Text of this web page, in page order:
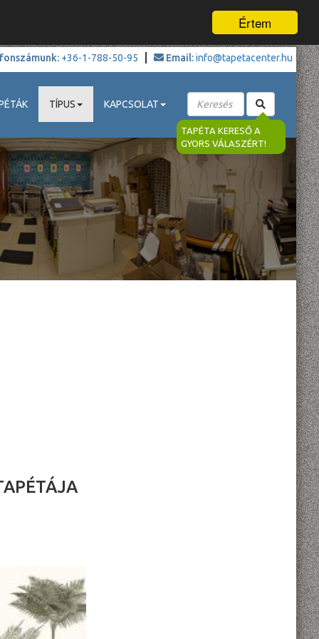
Értem
+36-1-788-50-95 Email:info@tapetacenter.hu
TÍPUS KAPCSOLAT
TAPÉTA KERESŐ A
GYORS VÁLASZÉRT!